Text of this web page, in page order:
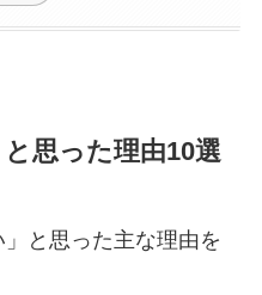
と思った理由10選
と思った主な理由を